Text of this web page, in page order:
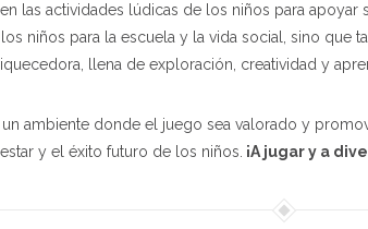
las actividades lúdicas de los niños para
niños para la escuela y la vida social, sino que
llena de exploración, creatividad y
un ambiente donde el juego sea valorado y
y el éxito futuro de los niños. ¡A jugar y a